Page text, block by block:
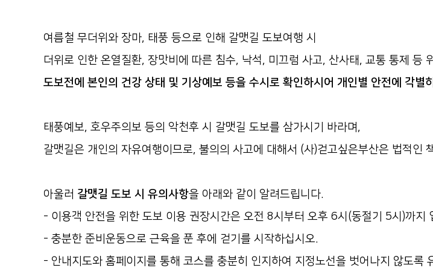
여름철 무더위와 장마, 태풍 등으로 인해 갈맷길 도보여행 시
더위로 인한 온열질환, 장맛비에 따른 침수, 낙석, 미끄럼 사고, 산사태, 교통 통제 등
도보전에 본인의 건강 상태 및 기상예보 등을 수시로 확인하시어 개인별 안전에 각별
태풍예보, 호우주의보 등의 악천후 시 갈맷길 도보를 삼가시기 바라며,
갈맷길은 개인의 자유여행이므로, 불의의 사고에 대해서 (사)걷고싶은부산은 법적인
아울러 갈맷길 도보 시 유의사항을 아래와 같이 알려드립니다.
- 이용객 안전을 위한 도보 이용 권장시간은 오전 8시부터 오후 6시(동절기 5시)까지
- 충분한 준비운동으로 근육을 푼 후에 걷기를 시작하십시오.
- 안내지도와 홈페이지를 통해 코스를 충분히 인지하여 지정노선을 벗어나지 않도록